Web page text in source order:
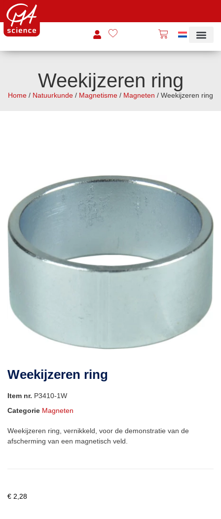
Weekijzeren ring
Home / Natuurkunde / Magnetisme / Magneten / Weekijzeren ring
Weekijzeren ring
Item nr. P3410-1W
Categorie Magneten
Weekijzeren ring, vernikkeld, voor de demonstratie van de
afscherming van een magnetisch veld.
€ 2,28